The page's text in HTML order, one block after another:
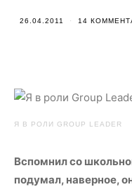
26.04.2011 14
Я В РОЛИ GROUP LEADER
Вспомнил со
подумал, наверное,